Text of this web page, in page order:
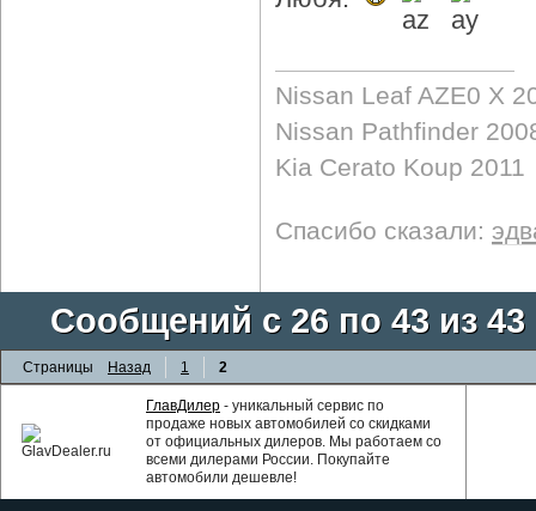
Nissan Leaf AZE0 X
Nissan Pathfinder
Kia Cerato Koup 2011
Спасибо сказали:
Сообщений с 26 по 43 из 43
Страницы Назад 1 2
ГлавДилер - уникальный сервис по
продаже новых автомобилей со скидками
от официальных дилеров. Мы работаем со
всеми дилерами России. Покупайте
автомобили дешевле!